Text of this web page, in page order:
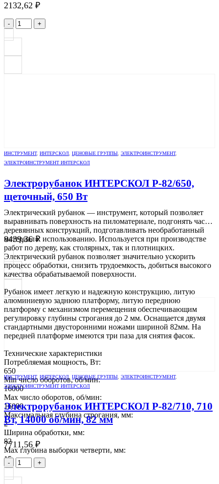
2132,62 ₽
- +
ИНСТРУМЕНТ, ИНТЕРСКОЛ ЦЕНОВЫЕ ГРУППЫ ЭЛЕКТРОИНСТРУМЕНТ,
ЭЛЕКТРОИНСТРУМЕНТ ИНТЕРСКОЛ
Электрорубанок ИНТЕРСКОЛ Р-82/650,
щеточный, 650 Вт
Электрический рубанок — инструмент, который позволяет
выравнивать поверхность на пиломатериале, подгонять части
деревянных конструкций, подготавливать необработанный
материал к использованию. Используется при производстве
работ по дереву, как столярных, так и плотницких.
Электрический рубанок позволяет значительно ускорить
процесс обработки, снизить трудоемкость, добиться высокого
качества обрабатываемой поверхности.
Рубанок имеет легкую и надежную конструкцию, литую
алюминиевую заднюю платформу, литую переднюю
платформу с механизмом перемещения обеспечивающим
регулировку глубины строгания до 2 мм. Оснащается двумя
стандартными двусторонними ножами шириной 82мм. На
передней платформе имеются три паза для снятия фасок.
Технические характеристики
Потребляемая мощность, Вт:
650
Min число оборотов, об/мин:
16000
Max число оборотов, об/мин:
16000
Максимальная глубина строгания, мм:
2
Ширина обработки, мм:
82
Мах глубина выборки четверти, мм:
15
8439,36₽
ИНСТРУМЕНТ, ИНТЕРСКОЛ ЦЕНОВЫЕ ГРУППЫ ЭЛЕКТРОИНСТРУМЕНТ,
ЭЛЕКТРОИНСТРУМЕНТ ИНТЕРСКОЛ
Электрорубанок ИНТЕРСКОЛ Р-82/710, 710
Вт, 14000 об/мин, 82 мм
7711,56 ₽
- +